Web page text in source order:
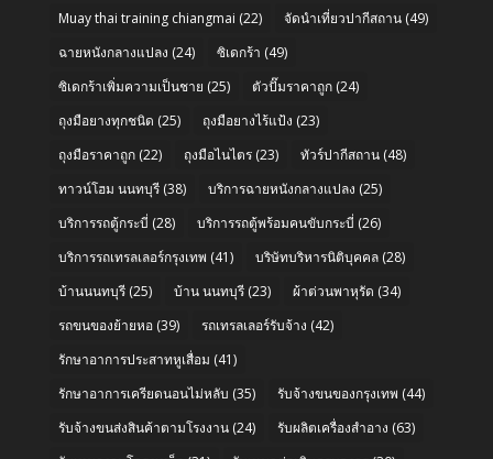
Muay thai training chiangmai (22) จัดนำเที่ยวปากีสถาน(49)
ฉายหนังกลางแปลง (24) ซิเดกร้า (49)
ซิเดกร้าเพิ่มความเป็นชาย (25) ตัวปั๊มราคาถูก(24)
ถุงมือยางทุกชนิด (25) ถุงมือยางไร้แป้ง (23)
ถุงมือราคาถูก(22) ถุงมือไนไตร(23) ทัวร์ปากีสถาน(48)
ทาวน์โฮม นนทบุรี(38) บริการฉายหนังกลางแปลง (25)
บริการรถตู้กระบี่ (28) บริการรถตู้พร้อมคนขับกระบี่ (26)
บริการรถเทรลเลอร์กรุงเทพ (41) บริษัทบริหารนิติบุคคล(28)
บ้านนนทบุรี(25) บ้าน นนทบุรี(23) ผ้าต่วนพาหุรัด (34)
รถขนของย้ายหอ(39) รถเทรลเลอร์รับจ้าง (42)
รักษาอาการประสาทหูเสื่อม (41)
รักษาอาการเครียดนอนไม่หลับ (35) รับจ้างขนของกรุงเทพ (44)
รับจ้างขนส่งสินค้าตามโรงงาน(24) รับผลิตเครื่องสำอาง (63)